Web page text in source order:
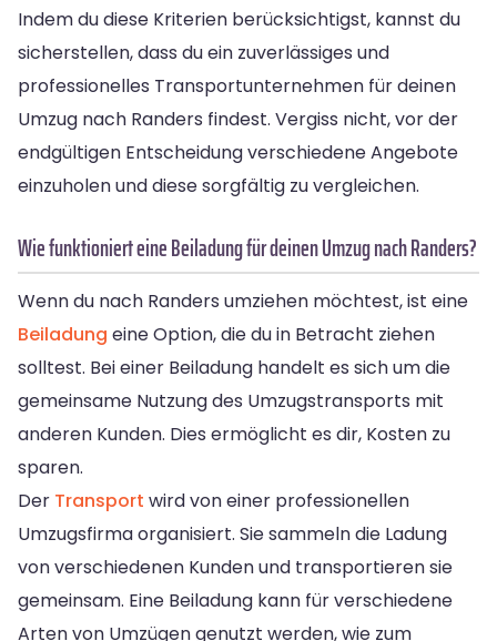
Indem du diese Kriterien berücksichtigst, kannst du
sicherstellen, dass du ein zuverlässiges und
professionelles Transportunternehmen für deinen
Umzug nach Randers findest. Vergiss nicht, vor der
endgültigen Entscheidung verschiedene Angebote
einzuholen und diese sorgfältig zu vergleichen.
Wie funktioniert eine Beiladung für deinen Umzug nach Randers?
Wenn du nach Randers umziehen möchtest, ist eine
Beiladung eine Option, die du in Betracht ziehen
solltest. Bei einer Beiladung handelt es sich um die
gemeinsame Nutzung des Umzugstransports mit
anderen Kunden. Dies ermöglicht es dir, Kosten zu
sparen.
Der Transport wird von einer professionellen
Umzugsfirma organisiert. Sie sammeln die Ladung
von verschiedenen Kunden und transportieren sie
gemeinsam. Eine Beiladung kann für verschiedene
Arten von Umzügen genutzt werden, wie zum